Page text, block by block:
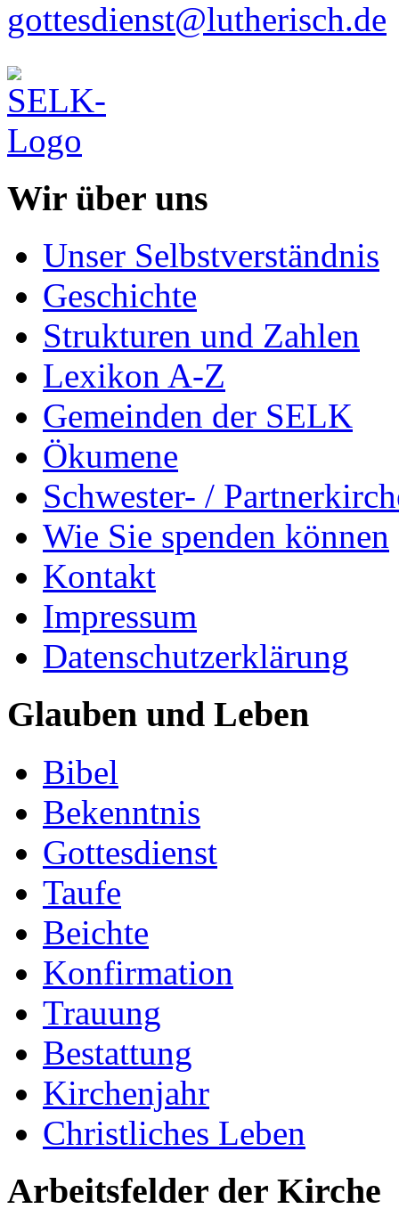
gottesdienst@lutherisch.de
Wir über uns
Unser Selbstverständnis
Geschichte
Strukturen und Zahlen
Lexikon A-Z
Gemeinden der SELK
Ökumene
Schwester- /
Wie Sie spenden können
Kontakt
Impressum
Datenschutzerklärung
Glauben und Leben
Bibel
Bekenntnis
Gottesdienst
Taufe
Beichte
Konfirmation
Trauung
Bestattung
Kirchenjahr
Christliches Leben
Arbeitsfelder der Kirche